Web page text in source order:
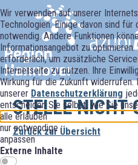
Wir verwenden auf unserer
Technologien. Einige davon sind
notwendig. Andere Funktionen
Informationsangebot zu optimieren.
erforderlich, um zusätzliche
Internetseite zu nutzen. Ihre
Wirkung für die Zukunft widerrufen.
unserer Datenschutzerklärung
entscheiden Sie selbst, wie Sie
alle erlauben
nur notwendige
anpassen
Externe Inhalte
STELLE NICHT
Zurück zur Übersicht